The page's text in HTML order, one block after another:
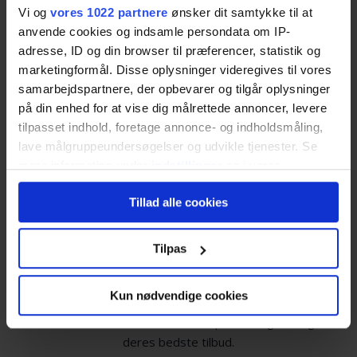
Vi og vores 1022 partnere ønsker dit samtykke til at
anvende cookies og indsamle persondata om IP-
adresse, ID og din browser til præferencer, statistik og
marketingformål. Disse oplysninger videregives til vores
samarbejdspartnere, der opbevarer og tilgår oplysninger
på din enhed for at vise dig målrettede annoncer, levere
tilpasset indhold, foretage annonce- og indholdsmåling,
lave målgruppeundersøgelser og udvikle tjenester. Se
persondatapolitik. Du kan altid trække dit samtykke
tilbage eller ændre indstillinger fra vores
"Cookiedeklaration", eller ved at trykke på "Privacy
Hvis du tillader det, vil vi også gerne:
Indsamle præcise oplysninger om din placering,
Identificere din enhed baseret på en scanning af
Tillad alle cookies
Tilpas
Kun nødvendige cookies
Spar tid
Spild ikke tiden med at indhente tilbud. Lad
professionelle og lokalkendte ejendomsmæglere
Spar penge
Ejendomsmæglerne ved, at de konkurrerer om dig
som kunde. Du kan være sikker på, at de giver dig
deres bedste tilbud.